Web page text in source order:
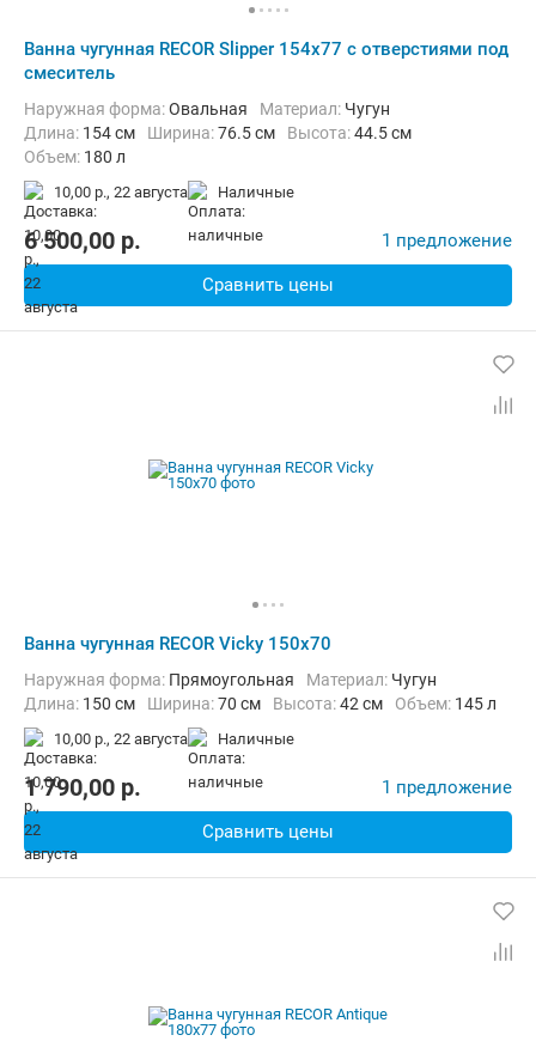
Ванна чугунная RECOR Slipper 154x77 с отверстиями под
смеситель
Наружная форма:Овальная Материал: Чугун
Длина: 154 см Ширина:76.5 см Высота:44.5 см
Объем: 180 л
10,00 р., 22 августа наличные
6 500,00 p. 1 предложение
Сравнить цены
Ванна чугунная RECOR Vicky 150x70
Наружная форма: Прямоугольная Материал: Чугун
Длина: 150 см Ширина:70 см Высота:42 см Объем: 145 л
10,00 р., 22 августа наличные
1 790,00 p. 1 предложение
Сравнить цены